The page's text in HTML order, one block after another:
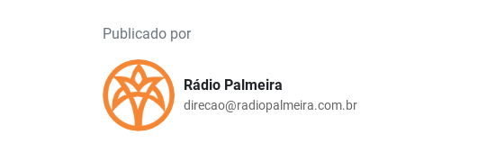
Publicado por
Rádio Palmeira
direcao@radiopalmeira.com.br